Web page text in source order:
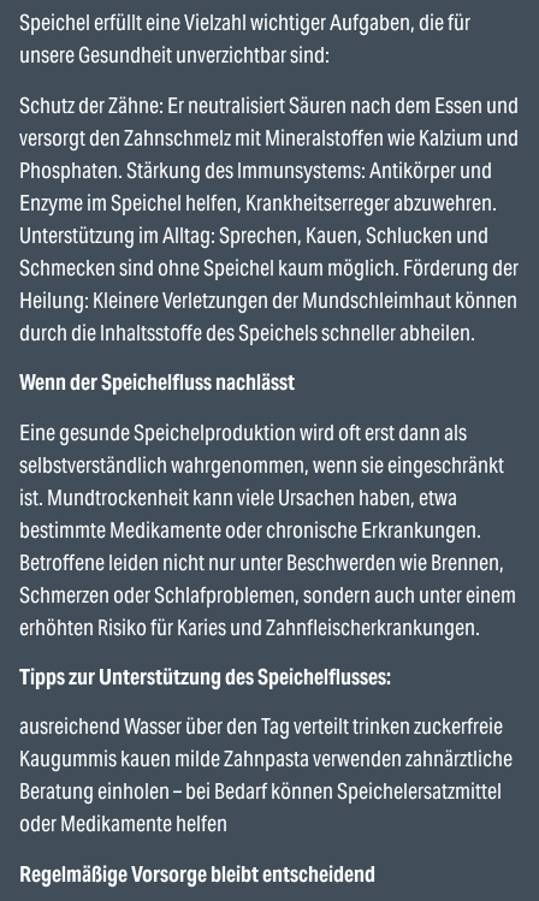
Speichel erfüllt eine Vielzahl wichtiger Aufgaben, die für
unsere Gesundheit unverzichtbar sind:
Schutz der Zähne: Er neutralisiert Säuren nach dem Essen und
versorgt den Zahnschmelz mit Mineralstoffen wie Kalzium und
Phosphaten. Stärkung des Immunsystems: Antikörper und
Enzyme im Speichel helfen, Krankheitserreger abzuwehren.
Unterstützung im Alltag: Sprechen, Kauen, Schlucken und
Schmecken sind ohne Speichel kaum möglich. Förderung der
Heilung: Kleinere Verletzungen der Mundschleimhaut können
durch die Inhaltsstoffe des Speichels schneller abheilen.
Wenn der Speichelfluss nachlässt
Eine gesunde Speichelproduktion wird oft erst dann als
selbstverständlich wahrgenommen, wenn sie eingeschränkt
ist. Mundtrockenheit kann viele Ursachen haben, etwa
bestimmte Medikamente oder chronische Erkrankungen.
Betroffene leiden nicht nur unter Beschwerden wie Brennen,
Schmerzen oder Schlafproblemen, sondern auch unter einem
erhöhten Risiko für Karies und Zahnfleischerkrankungen.
Tipps zur Unterstützung des Speichelflusses:
ausreichend Wasser über den Tag verteilt trinken zuckerfreie
Kaugummis kauen milde Zahnpasta verwenden zahnärztliche
Beratung einholen – bei Bedarf können Speichelersatzmittel
oder Medikamente helfen
Regelmäßige Vorsorge bleibt entscheidend